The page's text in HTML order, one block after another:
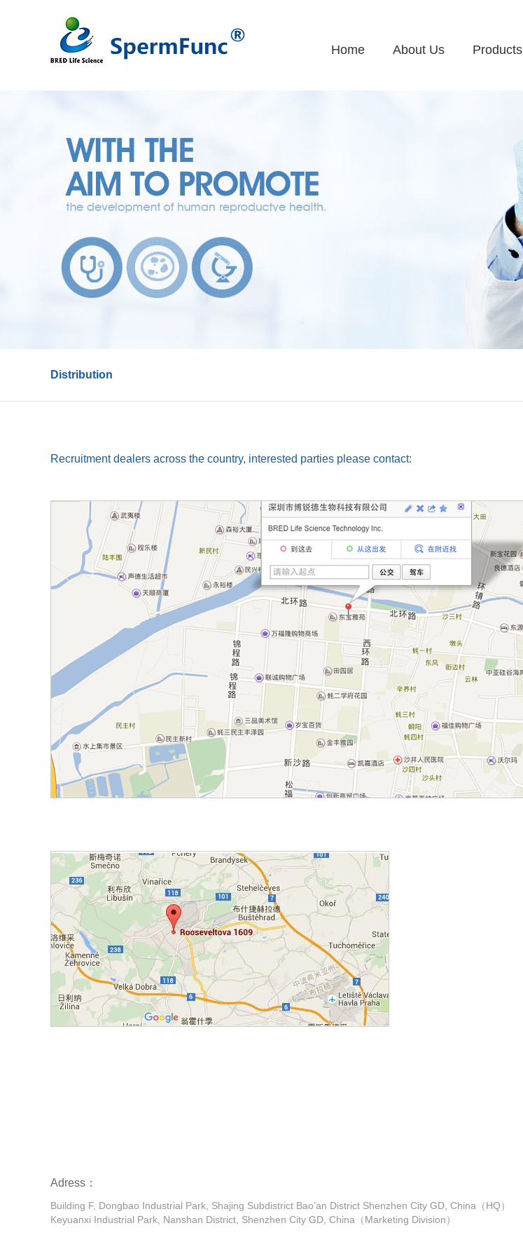
Home About Us Products
Distribution
Recruitment dealers across the country, interested parties please contact:
Adress：
Building F, Dongbao Industrial Park, Shajing Subdistrict Bao’an District Shenzhen City GD, China（HQ）
Keyuanxi Industrial Park, Nanshan District, Shenzhen City GD, China（Marketing Division）